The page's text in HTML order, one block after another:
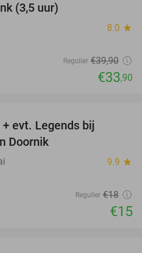
(3,5 uur)
8.0 star
Regulier €39,90
€33,90
evt. Legends bij
Doornik
9.9 star
Regulier €18
€15